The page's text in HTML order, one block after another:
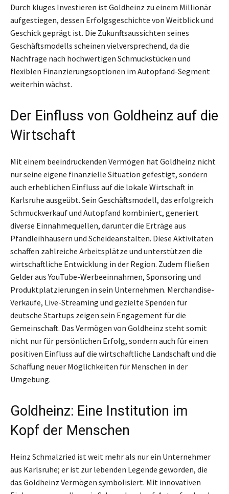
Durch kluges Investieren ist Goldheinz zu einem Millionär
aufgestiegen, dessen Erfolgsgeschichte von Weitblick und
Geschick geprägt ist. Die Zukunftsaussichten seines
Geschäftsmodells scheinen vielversprechend, da die
Nachfrage nach hochwertigen Schmuckstücken und
flexiblen Finanzierungsoptionen im Autopfand-Segment
weiterhin wächst.
Der Einfluss von Goldheinz auf die
Wirtschaft
Mit einem beeindruckenden Vermögen hat Goldheinz nicht
nur seine eigene finanzielle Situation gefestigt, sondern
auch erheblichen Einfluss auf die lokale Wirtschaft in
Karlsruhe ausgeübt. Sein Geschäftsmodell, das erfolgreich
Schmuckverkauf und Autopfand kombiniert, generiert
diverse Einnahmequellen, darunter die Erträge aus
Pfandleihhäusern und Scheideanstalten. Diese Aktivitäten
schaffen zahlreiche Arbeitsplätze und unterstützen die
wirtschaftliche Entwicklung in der Region. Zudem fließen
Gelder aus YouTube-Werbeeinnahmen, Sponsoring und
Produktplatzierungen in sein Unternehmen. Merchandise-
Verkäufe, Live-Streaming und gezielte Spenden für
deutsche Startups zeigen sein Engagement für die
Gemeinschaft. Das Vermögen von Goldheinz steht somit
nicht nur für persönlichen Erfolg, sondern auch für einen
positiven Einfluss auf die wirtschaftliche Landschaft und die
Schaffung neuer Möglichkeiten für Menschen in der
Umgebung.
Goldheinz: Eine Institution im
Kopf der Menschen
Heinz Schmalzried ist weit mehr als nur ein Unternehmer
aus Karlsruhe; er ist zur lebenden Legende geworden, die
das Goldheinz Vermögen symbolisiert. Mit innovativen